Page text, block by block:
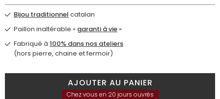
Bijou traditionnel catalan
Paillon inaltérable « garanti à vie »
Fabriqué à 100% dans nos ateliers
(hors pierre, chaine et fermoir)
AJOUTER AU PANIER
Chez vous en 20 jours ouvrés